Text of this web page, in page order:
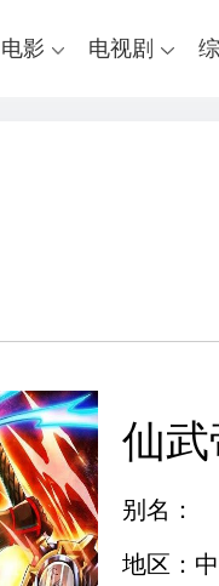
电影 电视剧
仙
别名：
地区：